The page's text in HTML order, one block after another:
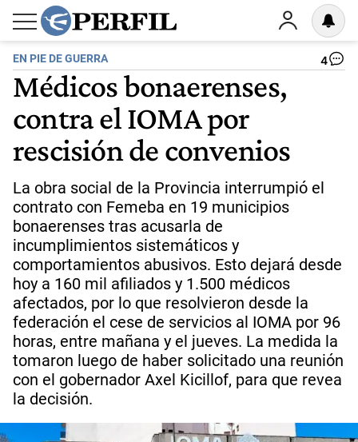
EN PIE DE GUERRA 4
Médicos bonaerenses,
contra el IOMA por
rescisión de convenios
La obra social de la Provincia interrumpió el
contrato con Femeba en 19 municipios
bonaerenses tras acusarla de
incumplimientos sistemáticos y
comportamientos abusivos. Esto dejará desde
hoy a 160 mil afiliados y 1.500 médicos
afectados, por lo que resolvieron desde la
federación el cese de servicios al IOMA por 96
horas, entre mañana y el jueves. La medida la
tomaron luego de haber solicitado una reunión
con el gobernador Axel Kicillof, para que revea
la decisión.